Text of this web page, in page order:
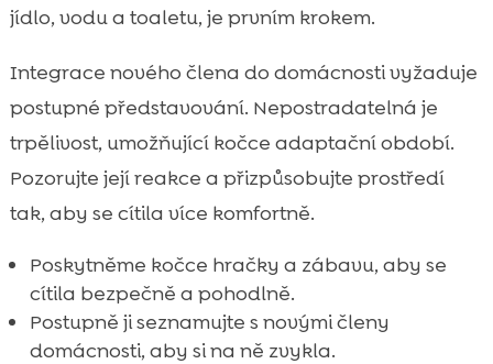
jídlo, vodu a toaletu, je prvním krokem.
Integrace nového člena do domácnosti vyžaduje
postupné představování. Nepostradatelná je
trpělivost, umožňující kočce adaptační období.
Pozorujte její reakce a přizpůsobujte prostředí
tak, aby se cítila více komfortně.
Poskytněme kočce hračky a zábavu, aby se
cítila bezpečně a pohodlně.
Postupně ji seznamujte s novými členy
domácnosti, aby si na ně zvykla.